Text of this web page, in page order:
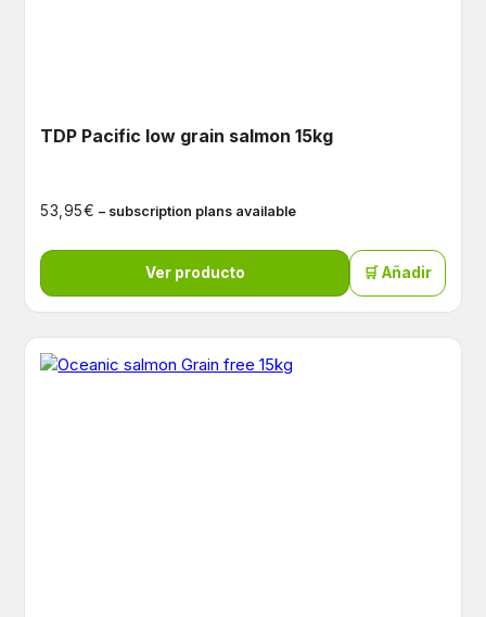
TDP Pacific low grain salmon 15kg
53,95€ – subscription plans available
Ver producto 🛒 Añadir